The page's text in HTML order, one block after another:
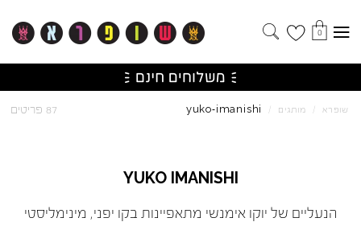
0
שופרא / מותגים /
yuko-imanishi
YUKO IMANISHI
הנעליים של יוקו אימנשי מתאפיינות בקו יפני, מינימליסטי
87 פריטים